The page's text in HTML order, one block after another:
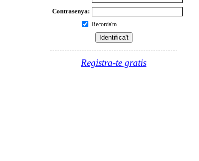
Contrasenya:
Recorda'm
Registra-te gratis